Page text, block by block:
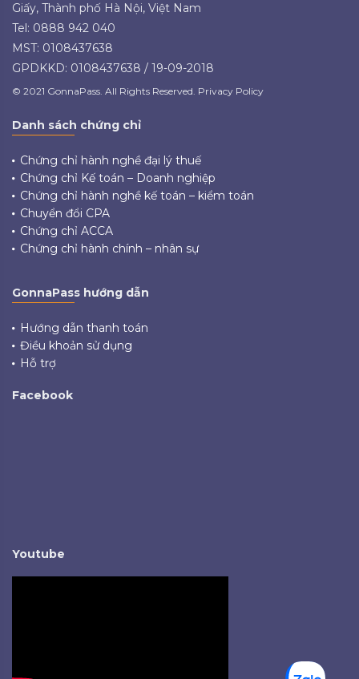
Giấy, Thành phố Hà Nội, Việt Nam
Tel: 0888 942 040
MST: 0108437638
GPDKKD: 0108437638 / 19-09-2018
© 2021 GonnaPass. All Rights Reserved. Privacy Policy
Danh sách chứng chỉ
Chứng chỉ hành nghề đại lý thuế
Chứng chỉ Kế toán – Doanh nghiệp
Chứng chỉ hành nghề kế toán – kiểm toán
Chuyển đổi CPA
Chứng chỉ ACCA
Chứng chỉ hành chính – nhân sự
GonnaPass hướng dẫn
Hướng dẫn thanh toán
Điều khoản sử dụng
Hỗ trợ
Facebook
Youtube